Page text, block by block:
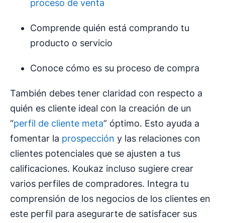
proceso de venta
Comprende quién está comprando tu
producto o servicio
Conoce cómo es su proceso de compra
También debes tener claridad con respecto a
quién es cliente ideal con la creación de un
“perfil de cliente meta” óptimo. Esto ayuda a
fomentar la prospección y las relaciones con
clientes potenciales que se ajusten a tus
calificaciones. Koukaz incluso sugiere crear
varios perfiles de compradores. Integra tu
comprensión de los negocios de los clientes en
este perfil para asegurarte de satisfacer sus